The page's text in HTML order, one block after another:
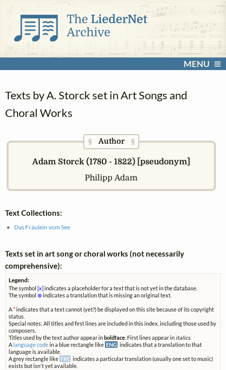
MENU
Texts by A. Storck set in Art Songs and
Choral Works
§ Author§
Adam Storck (1780 - 1822) [pseudonym]
Philipp Adam
Text Collections:
Das Fräulein vom See
Texts set in art song or choral works (not necessarily
comprehensive):
Legend:
The symbol [x] indicates a placeholder for a text that is not yet in the database.
The symbol ⊗indicates a translation that is missing an original text.
A*indicates that a text cannot (yet?) be displayed on this site because of its copyright
status.
Special notes: All titles and first lines are included in this index, including those used by
composers.
Titles used by the text author appear in boldface . First lines appear in italics.
A language codein a blue rectangle like ENG indicates that a translation to that
language is available.
A grey rectangle like FRE indicates a particular translation (usually one set to music)
exists but isn't yet available.